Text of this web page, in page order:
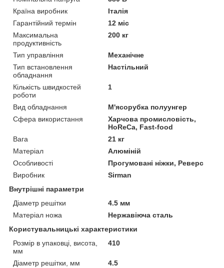
Країна виробник
Італія
Гарантійний термін
12 міс
Максимальна
продуктивність
200 кг
Тип управління
Механічне
Тип встановлення
обладнання
Настільний
Кількість швидкостей
роботи
1
Вид обладнання
М'ясорубка полуунгер
Сфера використання
Харчова промисловість,
HoReCa, Fast-food
Вага
21 кг
Матеріал
Алюміній
Особливості
Прогумовані ніжки, Реверс
Виробник
Sirman
Внутрішні параметри
Діаметр решітки
4.5 мм
Матеріал ножа
Нержавіюча сталь
Користувальницькі характеристики
Розмір в упаковці, висота,
мм
410
Діаметр решітки, мм
4.5